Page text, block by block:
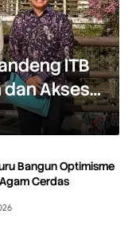
ITB
Akses
Bangun Optimisme
Cerdas